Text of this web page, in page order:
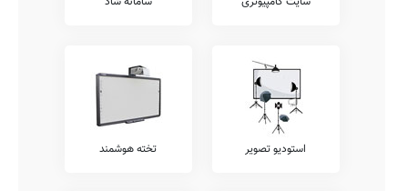
استودیو تصویر تخته هوشمند